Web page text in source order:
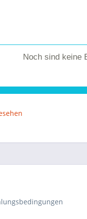
Noch sind keine